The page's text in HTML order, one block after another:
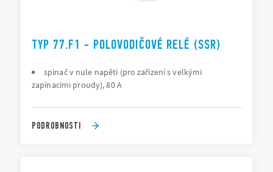
TYP 77.F1 - POLOVODIČOVÉ RELÉ (SSR)
spínač v nule napětí (pro zařízení s velkými
zapínacími proudy), 80 A
PODROBNOSTI